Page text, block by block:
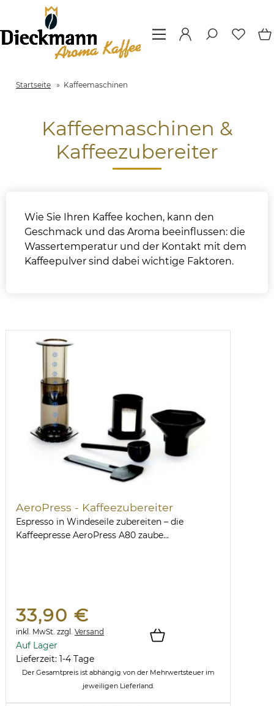
Startseite » Kaffeemaschinen
Kaffeemaschinen &
Kaffeezubereiter
Wie Sie Ihren Kaffee kochen, kann den
Geschmack und das Aroma beeinflussen: die
Wassertemperatur und der Kontakt mit dem
Kaffeepulver sind dabei wichtige Faktoren.
AeroPress - Kaffeezubereiter
Espresso in Windeseile zubereiten – die
Kaffeepresse AeroPress A80 zaube...
33,90 €
inkl. MwSt. zzgl. Versand
Auf Lager
Lieferzeit: 1-4 Tage
Der Gesamtpreis ist abhängig von der Mehrwertsteuer im
jeweiligen Lieferland.